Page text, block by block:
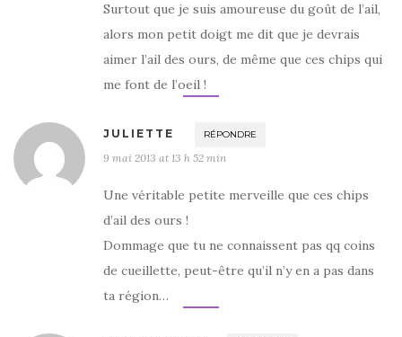
Surtout que je suis amoureuse du goût de l’ail,
alors mon petit doigt me dit que je devrais
aimer l’ail des ours, de même que ces chips qui
me font de l’oeil !
JULIETTE RÉPONDRE
9 mai 2013 at 13 h 52 min
Une véritable petite merveille que ces chips
d’ail des ours !
Dommage que tu ne connaissent pas qq coins
de cueillette, peut-être qu’il n’y en a pas dans
ta région…